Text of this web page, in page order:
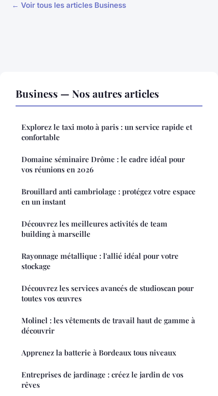
← Voir tous les articles Business
Business — Nos autres articles
Explorez le taxi moto à paris : un service rapide et
confortable
Domaine séminaire Drôme : le cadre idéal pour
vos réunions en 2026
Brouillard anti cambriolage : protégez votre espace
en un instant
Découvrez les meilleures activités de team
building à marseille
Rayonnage métallique : l'allié idéal pour votre
stockage
Découvrez les services avancés de studioscan pour
toutes vos œuvres
Molinel : les vêtements de travail haut de gamme à
découvrir
Apprenez la batterie à Bordeaux tous niveaux
Entreprises de jardinage : créez le jardin de vos
rêves